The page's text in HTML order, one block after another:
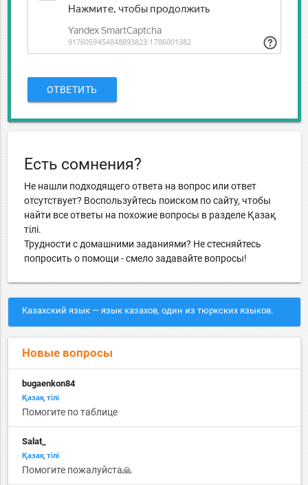
ОТВЕТИТЬ
Есть сомнения?
Не нашли подходящего ответа на вопрос или ответ
отсутствует? Воспользуйтесь поиском по сайту, чтобы
найти все ответы на похожие вопросы в разделе Қазақ
тiлi.
Трудности с домашними заданиями? Не стесняйтесь
попросить о помощи - смело задавайте вопросы!
Казахский язык — язык казахов, один из тюркских языков.
Новые вопросы
bugaenkon84
Қазақ тiлi
Помогите по таблице
Salat_
Қазақ тiлi
Помогите пожалуйста🙏